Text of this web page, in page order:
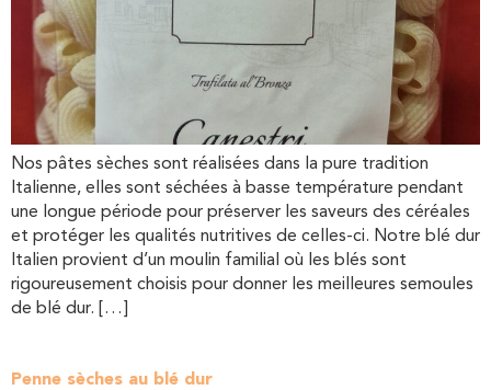
Nos pâtes sèches sont réalisées dans la pure tradition
Italienne, elles sont séchées à basse température pendant
une longue période pour préserver les saveurs des céréales
et protéger les qualités nutritives de celles-ci. Notre blé dur
Italien provient d’un moulin familial où les blés sont
rigoureusement choisis pour donner les meilleures semoules
de blé dur. […]
Penne sèches au blé dur